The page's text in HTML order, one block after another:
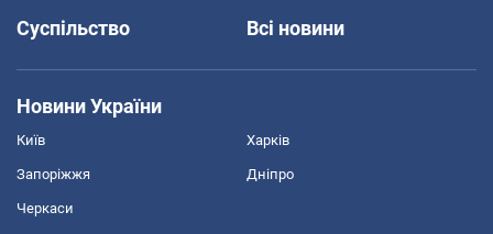
Суспільство
Всі новини
Новини України
Київ Харків
Запоріжжя Дніпро
Черкаси